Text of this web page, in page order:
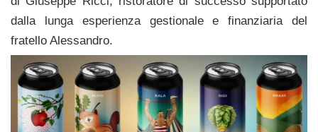
dalla lunga esperienza gestionale e finanziaria del
fratello Alessandro.